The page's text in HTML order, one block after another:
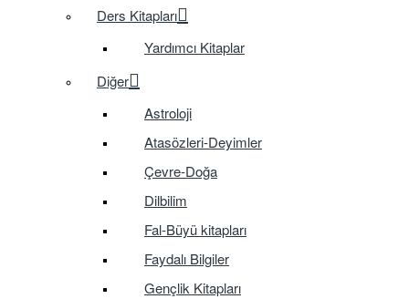
Ders Kitapları
Yardımcı Kitaplar
Diğer
Astroloji
Atasözleri-Deyimler
Çevre-Doğa
Dilbilim
Fal-Büyü kitapları
Faydalı Bilgiler
Gençlik Kitapları